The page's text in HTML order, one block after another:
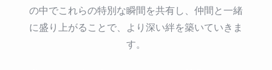
の中でこれらの特別な瞬間を共有し、仲間と一緒
に盛り上がることで、より深い絆を築いていきま
す。